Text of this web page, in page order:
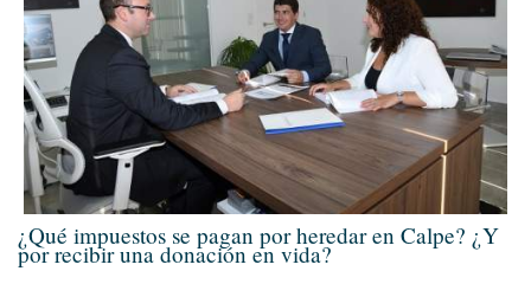
¿Qué impuestos se pagan por heredar en Calpe? ¿Y
por recibir una donación en vida?